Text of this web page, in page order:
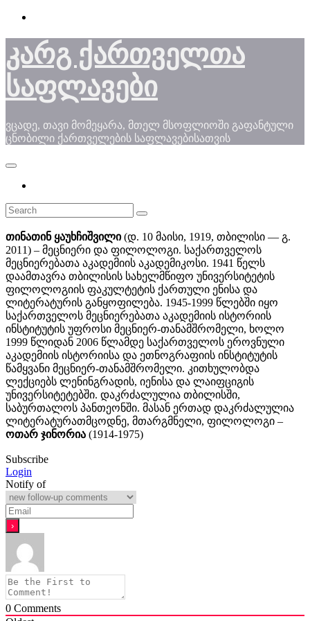
Skip
content
კარგ ქართველთა
საფლავები
ვცადე, თავი მომეყარა, მთელ მსოფლიოში გაფანტული
ცნობილი ქართველების საფლავებისათვის
თინათინ ყაუხჩიშვილი(დ. 10 მაისი, 1919, თბილისი — გ.
2011) – მეცნიერი და ფილოლოგი. საქართველოს
მეცნიერებათა აკადემიის აკადემიკოსი. 1941 წელს
დაამთავრა თბილისის სახელმწიფო უნივერსიტეტის
ფილოლოგიის ფაკულტეტის ქართული ენისა და
ლიტერატურის განყოფილება. 1945-1999 წლებში იყო
საქართველოს მეცნიერებათა აკადემიის ისტორიის
ინსტიტუტის უფროსი მეცნიერ-თანამშრომელი, ხოლო
1999 წლიდან 2006 წლამდე საქართველოს ეროვნული
აკადემიის ისტორიისა და ეთნოგრაფიის ინსტიტუტის
წამყვანი მეცნიერ-თანამშრომელი. კითხულობდა
ლექციებს ლენინგრადის, იენისა და ლაიფციგის
უნივერსიტეტებში. დაკრძალულია თბილისში,
საბურთალოს პანთეონში. მასან ერთად დაკრძალულია
ლიტერატურათმცოდნე, მთარგმნელი, ფილოლოგი –
ოთარ ჯინორია (1914-1975)
Subscribe
Login
Notify of
0 Comments